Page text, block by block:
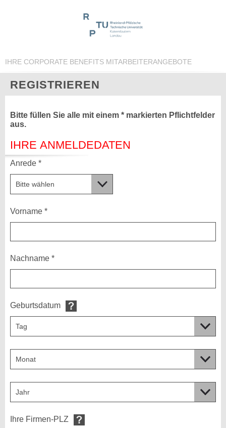
IHRE CORPORATE BENEFITS MITARBEITERANGEBOTE
REGISTRIEREN
Bitte füllen Sie alle mit einem * markierten Pflichtfelder
aus.
IHRE ANMELDEDATEN
Anrede *
Vorname *
Nachname *
Geburtsdatum
Ihre Firmen-PLZ